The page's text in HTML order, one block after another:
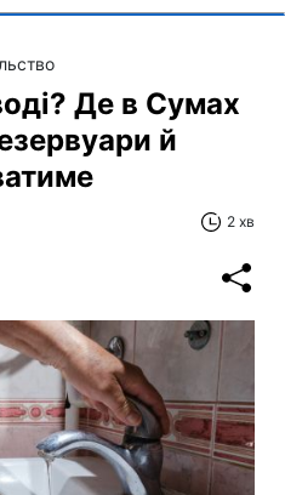
Де в Сумах
й
2 хв